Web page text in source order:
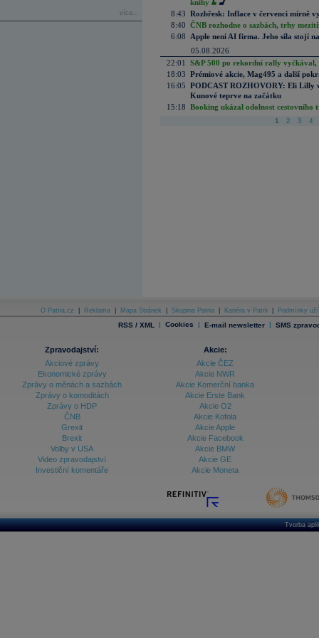
více...
knihy
8:43 Rozbřesk: Inflace v červenci mírně
8:40 ČNB rozhodne o sazbách, trhy
6:08
Apple není AI firma. Jeho síla stojí
05.08.2026
22:01
S&P 500 po rekordní rally vyčkával,
18:03 Prémiové akcie, Mag495 a další
16:05 PODCAST ROZHOVORY: Eli Lilly
Kunové teprve na začátku
15:18 Booking ukázal odolnost cestovního
1 2 3 4
O Patria.cz Reklama Mapa Stránek Skupina Patria Kariéra v Patrii Podmínky
RSS / XML | Cookies | E-mail newsletter | SMS
Zpravodajství:
Akciové zprávy
Ekonomické zprávy
Zprávy o měnách a sazbách
Zprávy o komoditách
Zprávy o HDP
ČNB
Grexit
Brexit
Volby v USA
Video zpravodajství
Investiční komentáře
Akcie:
Akcie ČEZ
Akcie NWR
Akcie Komerční banka
Akcie Erste Bank
Akcie O2
Akcie Kofola
Akcie Apple
Akcie Facebook
Akcie BMW
Akcie GE
Akcie Moneta
Tvorba